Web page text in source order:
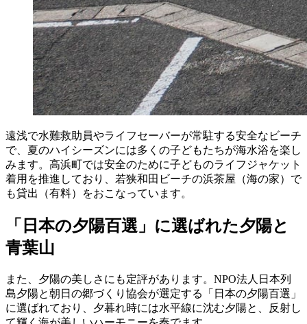
遠浅で水難救助員やライフセーバーが常駐する安全なビーチ
で、夏のハイシーズンには多くの子どもたちが海水浴を楽し
みます。高浜町では安全のために子どものライフジャケット
着用を推進しており、若狭和田ビーチの浜茶屋（海の家）で
も貸出（有料）をおこなっています。
「日本の夕陽百選」に選ばれた夕陽と
青葉山
また、夕陽の美しさにも定評があります。NPO法人日本列
島夕陽と朝日の郷づくり協会が選定する「日本の夕陽百選」
に選ばれており、夕暮れ時には水平線に沈む夕陽と、反射し